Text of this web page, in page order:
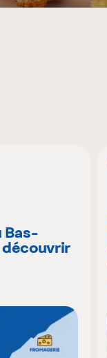
Bas-